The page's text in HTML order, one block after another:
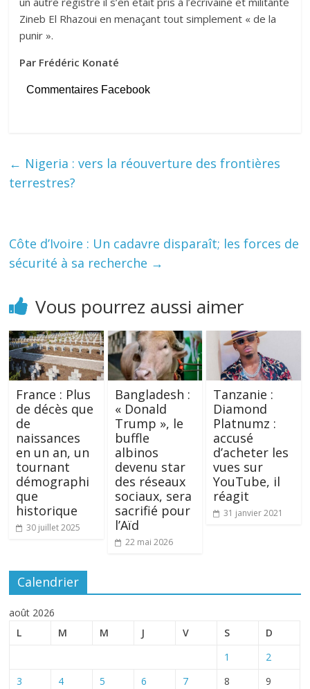
Zineb El Rhazoui en menaçant tout simplement « de la
punir ».
Par Frédéric Konaté
Commentaires Facebook
← Nigeria : vers la réouverture des frontières
terrestres?
Côte d’Ivoire : Un cadavre disparaît; les forces de
sécurité à sa recherche →
Vous pourrez aussi aimer
France : Plus
de décès que
de
naissances
en un an, un
tournant
démographi
que
historique
30 juillet 2025
Bangladesh :
« Donald
Trump », le
buffle
albinos
devenu star
des réseaux
sociaux, sera
sacrifié pour
l’Aïd
22 mai 2026
Tanzanie :
Diamond
Platnumz :
accusé
d’acheter les
vues sur
YouTube, il
réagit
31 janvier 2021
Calendrier
août 2026
L
M M J V S D
1
2
3
4 5 6 7 8
9